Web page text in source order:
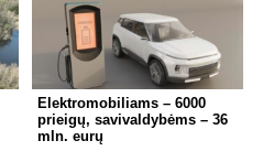
Elektromobiliams – 6000
prieigų, savivaldybėms – 36
mln. eurų